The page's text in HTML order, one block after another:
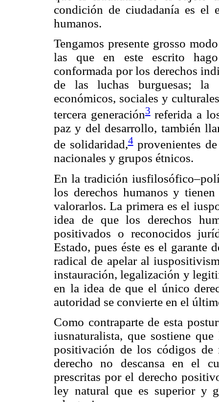
condición de ciudadanía es el
humanos.
Tengamos presente grosso
las que en este escrito
conformada por los derechos
de las luchas burguesas; la
económicos, sociales y
tercera generación3referida a
paz y del desarrollo, también
de solidaridad,4provenientes de
nacionales y grupos étnicos.
En la tradición
los derechos humanos y
valorarlos. La primera es el
idea de que los derechos
positivados o reconocidos
Estado, pues éste es el garante
radical de apelar al
instauración, legalización y
en la idea de que el único
autoridad se convierte en el
Como contraparte de esta
iusnaturalista, que sostiene
positivación de los códigos de
derecho no descansa en el
prescritas por el derecho
ley natural que es superior y